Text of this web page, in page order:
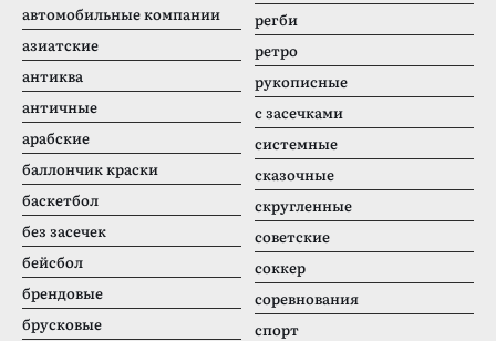
автомобильные компании
азиатские
антиква
античные
арабские
баллончик краски
баскетбол
без засечек
бейсбол
брендовые
брусковые
регби
ретро
рукописные
с засечками
системные
сказочные
скругленные
советские
соккер
соревнования
спорт